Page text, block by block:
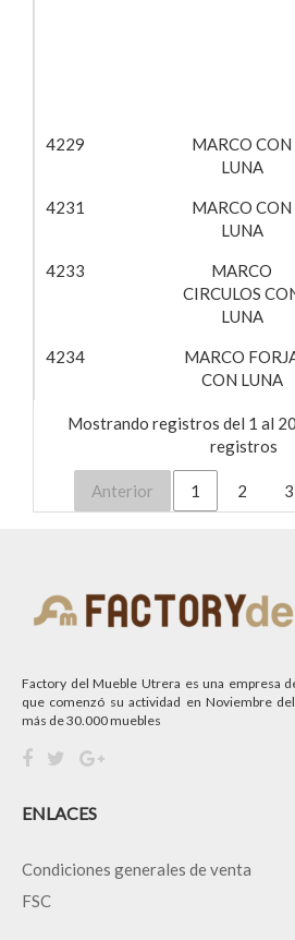
4229
MARCO CON
LUNA
4231
MARCO CON
LUNA
4233
MARCO
CIRCULOS
LUNA
4234
MARCO
CON LUNA
Mostrando registros del 1 al
registros
Anterior 1 2 3
Factory del Mueble Utrera es una empresa
que comenzó su actividad en Noviembre
más de 30.000 muebles
ENLACES
Condiciones generales de venta
FSC